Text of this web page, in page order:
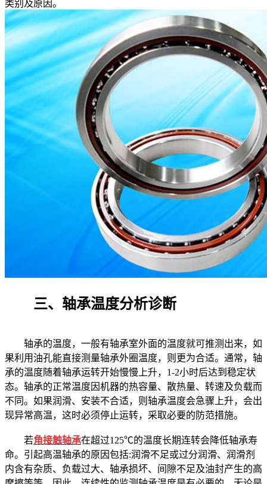
类别及原因。
三、轴承温度分析诊断
轴承的温度，一般有轴承室外面的温度就可推测出来，如
果利用油孔能直接测量轴承外圈温度，则更为合适。通常，轴
承的温度随着轴承运转开始慢慢上升，1-2小时后达到稳定状
态。轴承的正常温度因机器的热容量、散热量、转速及负载而
不同。如果润滑、安装不合适，则轴承温度会急骤上升，会出
现异常高温，这时必须停止运转，采取必要的防范措施。
若角接触轴承在超过125℃的温度长期连转会降低轴承寿
命。引起高温轴承的原因包括:润滑不足或过分润滑、润滑剂
内含有杂质、负载过大、轴承损坏、间隙不足及油封产生的高